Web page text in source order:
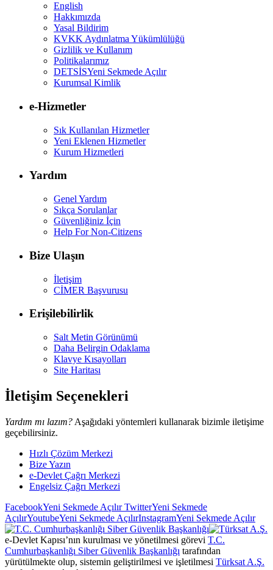
English
Hakkımızda
Yasal Bildirim
KVKK Aydınlatma Yükümlülüğü
Gizlilik ve Kullanım
Politikalarımız
DETSİSYeni Sekmede Açılır
Kurumsal Kimlik
e-Hizmetler
Sık Kullanılan Hizmetler
Yeni Eklenen Hizmetler
Kurum Hizmetleri
Yardım
Genel Yardım
Sıkça Sorulanlar
Güvenliğiniz İçin
Help For Non-Citizens
Bize Ulaşın
İletişim
CİMER Başvurusu
Erişilebilirlik
Salt Metin Görünümü
Daha Belirgin Odaklama
Klavye Kısayolları
Site Haritası
İletişim Seçenekleri
Yardım mı lazım? Aşağıdaki yöntemleri kullanarak bizimle iletişime
geçebilirsiniz.
Hızlı Çözüm Merkezi
Bize Yazın
e-Devlet Çağrı Merkezi
Engelsiz Çağrı Merkezi
FacebookYeni Sekmede AçılırTwitterYeni Sekmede
AçılırYoutubeYeni Sekmede AçılırInstagramYeni Sekmede Açılır
e-Devlet Kapısı’nın kurulması ve yönetilmesi görevi T.C.
Cumhurbaşkanlığı Siber Güvenlik Başkanlığı tarafından
yürütülmekte olup, sistemin geliştirilmesi ve işletilmesi Türksat A.Ş.